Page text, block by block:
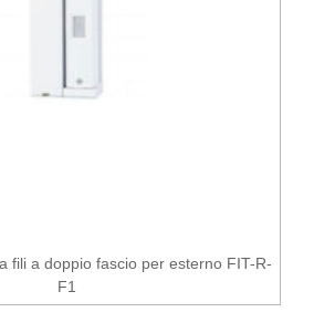
fili a doppio fascio per esterno FIT-R-
F1